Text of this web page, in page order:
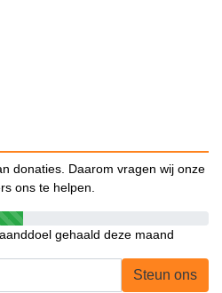
donaties. Daarom vragen wij onze
ons te helpen.
gehaald deze maand
Steun ons